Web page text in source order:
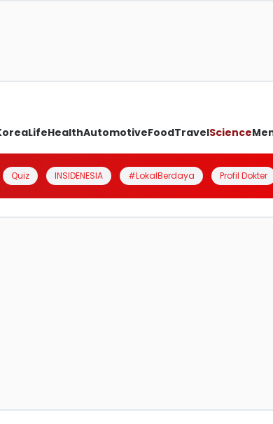
LifeHealthAutomotiveFoodTravelScience
Quiz INSIDENESIA #LokalBerdaya Profil Dokter